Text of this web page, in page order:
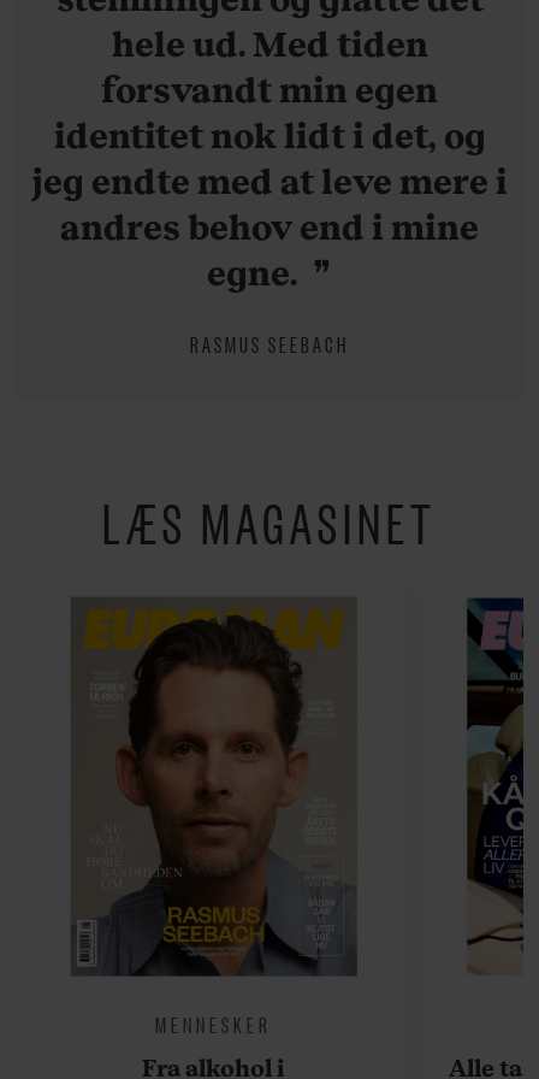
hele ud. Med tiden
forsvandt min egen
identitet nok lidt i det, og
jeg endte med at leve mere i
andres behov end i mine
egne.
RASMUS SEEBACH
LÆS MAGASINET
MENNESKER
Fra alkohol i
Alle